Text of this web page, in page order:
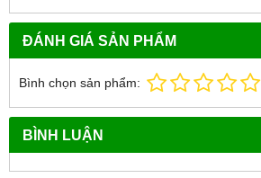
ĐÁNH GIÁ SẢN PHẨM
Bình chọn sản phẩm:
BÌNH LUẬN